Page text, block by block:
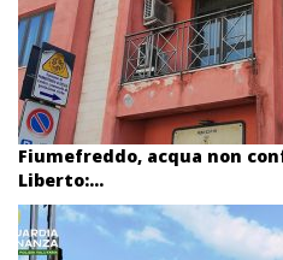
Fiumefreddo, acqua non
Liberto:...